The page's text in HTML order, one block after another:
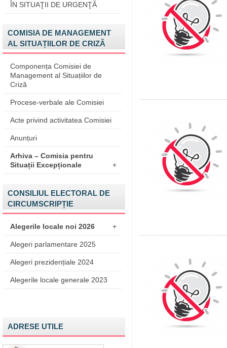
ÎN SITUAŢII DE URGENŢĂ
COMISIA DE MANAGEMENT
AL SITUAȚIILOR DE CRIZĂ
Componența Comisiei de
Management al Situațiilor de
Criză
Procese-verbale ale Comisiei
Acte privind activitatea Comisiei
Anunțuri
Arhiva – Comisia pentru
Situații Excepționale
+
CONSILIUL ELECTORAL DE
CIRCUMSCRIPȚIE
Alegerile locale noi 2026 +
Alegeri parlamentare 2025
Alegeri prezidențiale 2024
Alegerile locale generale 2023
ADRESE UTILE